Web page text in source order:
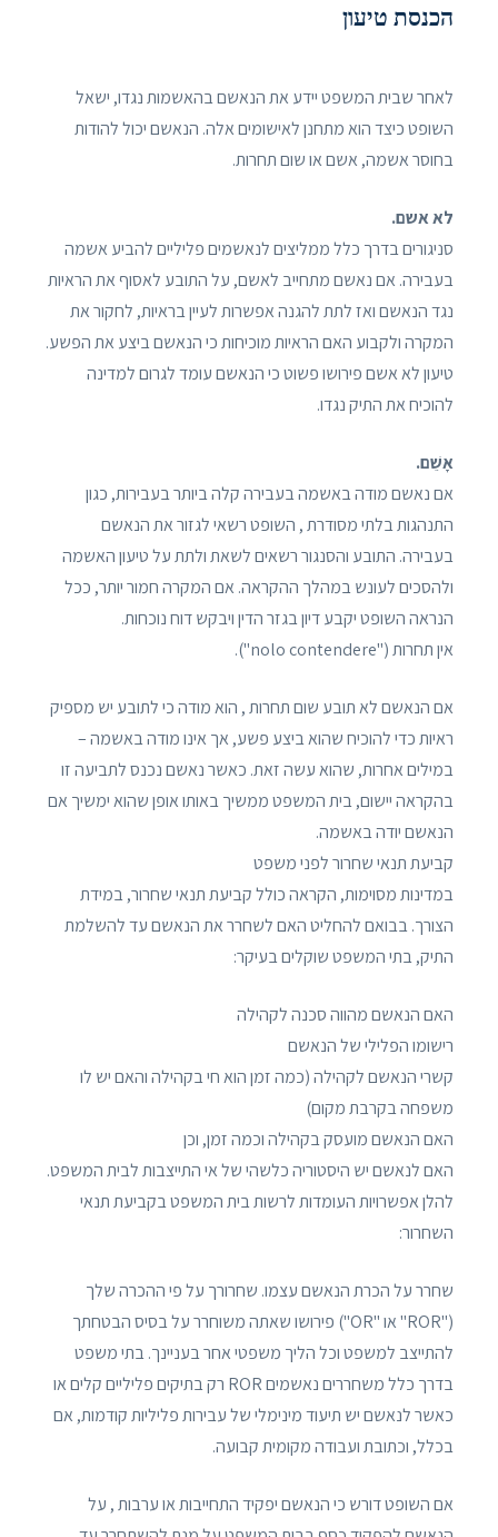
הכנסת טיעון
לאחר שבית המשפט יידע את הנאשם בהאשמות נגדו, ישאל
השופט כיצד הוא מתחנן לאישומים אלה. הנאשם יכול להודות
בחוסר אשמה, אשם או שום תחרות.
לא אשם.
סניגורים בדרך כלל ממליצים לנאשמים פליליים להביע אשמה
בעבירה. אם נאשם מתחייב לאשם, על התובע לאסוף את הראיות
נגד הנאשם ואז לתת להגנה אפשרות לעיין בראיות, לחקור את
המקרה ולקבוע האם הראיות מוכיחות כי הנאשם ביצע את הפשע.
טיעון לא אשם פירושו פשוט כי הנאשם עומד לגרום למדינה
להוכיח את התיק נגדו.
אָשֵׁם.
אם נאשם מודה באשמה בעבירה קלה ביותר בעבירות, כגון
התנהגות בלתי מסודרת , השופט רשאי לגזור את הנאשם
בעבירה. התובע והסנגור רשאים לשאת ולתת על טיעון האשמה
ולהסכים לעונש במהלך ההקראה. אם המקרה חמור יותר, ככל
הנראה השופט יקבע דיון בגזר הדין ויבקש דוח נוכחות.
אין תחרות ("nolo contendere").
אם הנאשם לא תובע שום תחרות , הוא מודה כי לתובע יש מספיק
ראיות כדי להוכיח שהוא ביצע פשע, אך אינו מודה באשמה –
במילים אחרות, שהוא עשה זאת. כאשר נאשם נכנס לתביעה זו
בהקראה יישום, בית המשפט ממשיך באותו אופן שהוא ימשיך אם
הנאשם יודה באשמה.
קביעת תנאי שחרור לפני משפט
במדינות מסוימות, הקראה כולל קביעת תנאי שחרור, במידת
הצורך. בבואם להחליט האם לשחרר את הנאשם עד להשלמת
התיק, בתי המשפט שוקלים בעיקר:
האם הנאשם מהווה סכנה לקהילה
רישומו הפלילי של הנאשם
קשרי הנאשם לקהילה (כמה זמן הוא חי בקהילה והאם יש לו
משפחה בקרבת מקום)
האם הנאשם מועסק בקהילה וכמה זמן, וכן
האם לנאשם יש היסטוריה כלשהי של אי התייצבות לבית המשפט.
להלן אפשרויות העומדות לרשות בית המשפט בקביעת תנאי
השחרור:
שחרר על הכרת הנאשם עצמו. שחרורך על פי ההכרה שלך
("ROR" או "OR") פירושו שאתה משוחרר על בסיס הבטחתך
להתייצב למשפט וכל הליך משפטי אחר בעניינך. בתי משפט
בדרך כלל משחררים נאשמים ROR רק בתיקים פליליים קלים או
כאשר לנאשם יש תיעוד מינימלי של עבירות פליליות קודמות, אם
בכלל, וכתובת ועבודה מקומית קבועה.
אם השופט דורש כי הנאשם יפקיד התחייבות או ערבות , על